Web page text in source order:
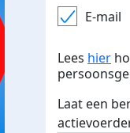
E-mail
Lees hier
Laat een